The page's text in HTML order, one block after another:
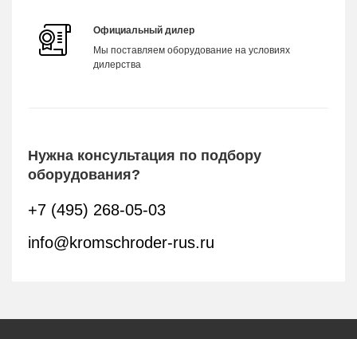
Официальный дилер
Мы поставляем оборудование на условиях
дилерства
Нужна консультация по подбору
оборудования?
+7 (495) 268-05-03
info@kromschroder-rus.ru